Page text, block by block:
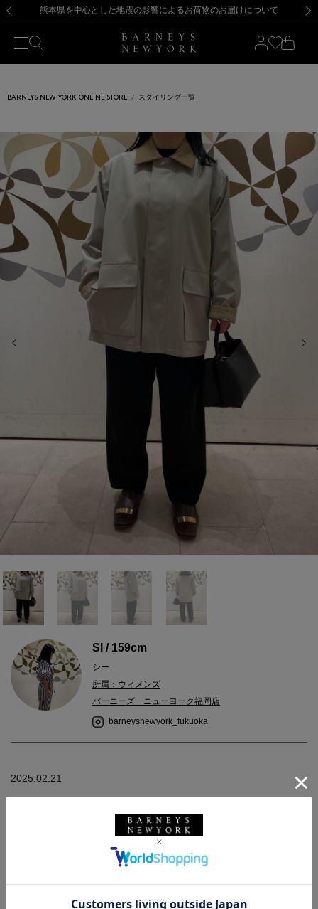
新規登録のお客様も対象！＜MY BARNEYS＞会員のお客様は11,000円（税込）以上のお買上げで常時送料無料！お買い物の際は会員登録を！
【夏季休業に伴う返品・交換承り一時停止のお知らせ】（2026.8.5）
熊本県を中心とした地震の影響によるお荷物のお届けについて
【開催中】SUMMER SALEのご案内・ご注意事項 新規登録のお客様も対象！＜MY BARNEYS＞会員のお客様は11,000円（税込）以上のお買上げで常時送料無料！お買い物の際は会員登録を！
【夏季休業に伴う返品・交換承り一時停止のお知らせ】（2026.8.5）
BARNEYS NEW YORK ONLINE STORE スタイリング一覧
SI / 159cm
シー
所属：ウィメンズ
バーニーズ ニューヨーク福岡店
barneysnewyork_fukuoka
2025.02.21
オーバーサイズでシンプルなブルゾンですので、インナーにはス
エットなども着用可能◎
さりげないアクセントの羊革素材のお襟は、簡単に取り外しもで